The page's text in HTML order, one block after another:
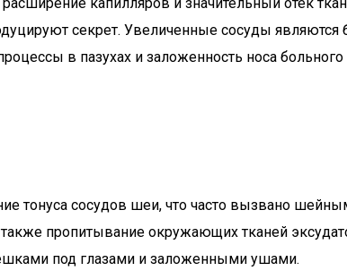
секрет. Увеличенные сосуды являются
в пазухах и заложенность носа
тонуса сосудов шеи, что часто вызвано
пропитывание окружающих тканей
под глазами и заложенными ушами.